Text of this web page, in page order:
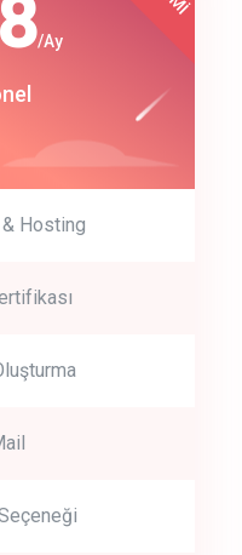
no credit card
/Ay
Hosting
$